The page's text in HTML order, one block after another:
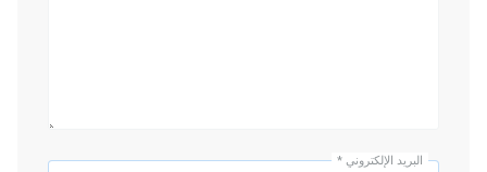
البريد الإلكتروني *